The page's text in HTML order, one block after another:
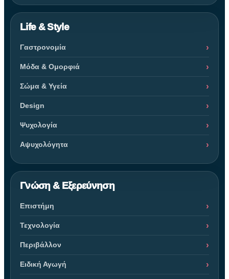
Life & Style
Γαστρονομία
Μόδα & Ομορφιά
Σώμα & Υγεία
Design
Ψυχολογία
Αψυχολόγητα
Γνώση & Εξερεύνηση
Επιστήμη
Τεχνολογία
Περιβάλλον
Ειδική Αγωγή